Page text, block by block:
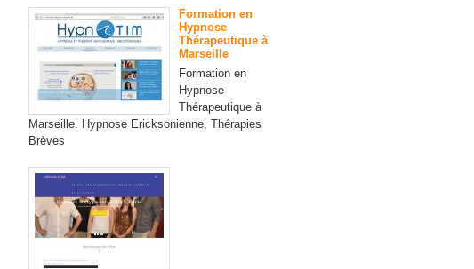
Formation en
Hypnose
Thérapeutique à
Marseille
Formation en
Hypnose
Thérapeutique à
Marseille. Hypnose Ericksonienne, Thérapies
Brèves